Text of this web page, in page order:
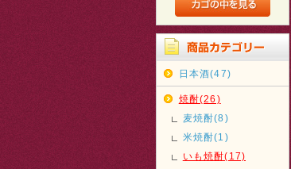
日本酒(47)
焼酎(26)
麦焼酎(8)
米焼酎(1)
いも焼酎(17)